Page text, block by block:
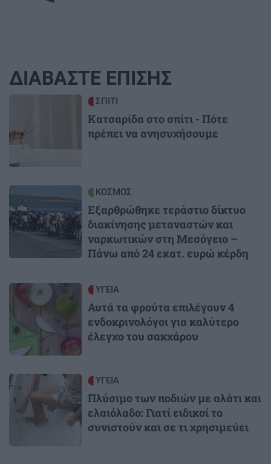
ΔΙΑΒΑΣΤΕ ΕΠΙΣΗΣ
ΣΠΙΤΙ
Κατσαρίδα στο σπίτι - Πότε
πρέπει να ανησυχήσουμε
ΚΟΣΜΟΣ
Εξαρθρώθηκε τεράστιο δίκτυο
διακίνησης μεταναστών και
ναρκωτικών στη Μεσόγειο –
Πάνω από 24 εκατ. ευρώ κέρδη
Image ΥΓΕΙΑ
Αυτά τα φρούτα επιλέγουν 4
ενδοκρινολόγοι για καλύτερο
έλεγχο του σακχάρου
Image ΥΓΕΙΑ
Πλύσιμο των ποδιών με αλάτι και
ελαιόλαδο: Γιατί ειδικοί το
συνιστούν και σε τι χρησιμεύει